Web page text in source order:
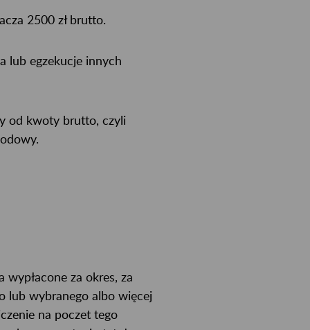
2500 zł brutto.
lub egzekucje innych
od kwoty brutto, czyli
za okres, za
lub wybranego albo więcej
na poczet tego